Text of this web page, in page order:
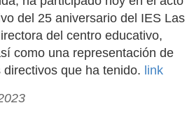
del 25 aniversario del IES Las
del centro educativo,
como una representación de
directivos que ha tenido. link